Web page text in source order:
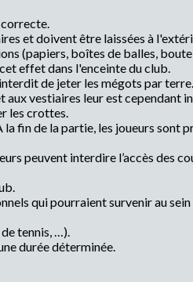
et doivent être laissées à
(papiers, boîtes de balles,
effet dans l'enceinte du club.
de jeter les mégots par terre.
aux vestiaires leur est cependant
les crottes.
fin de la partie, les joueurs sont
peuvent interdire l’accès des
qui pourraient survenir au
tennis, …).
durée déterminée.